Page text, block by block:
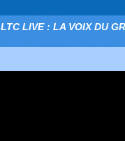
LTC LIVE : LA VOIX DU